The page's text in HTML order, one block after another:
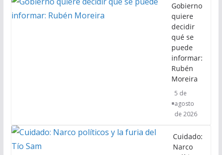
Gobierno
quiere
decidir
qué se
puede
informar:
Rubén
Moreira
5 de
agosto
de 2026
Cuidado:
Narco